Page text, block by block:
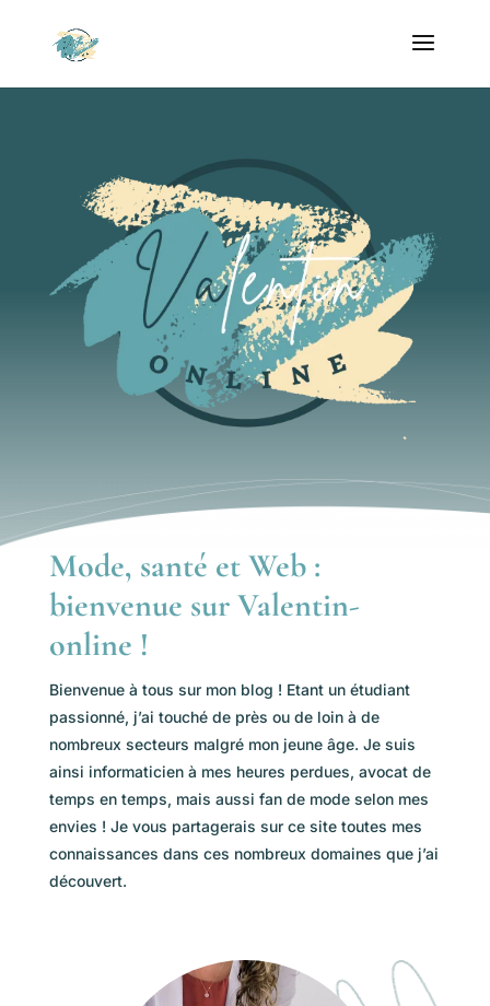
Mode, santé et Web :
bienvenue sur Valentin-
online !
Bienvenue à tous sur mon blog ! Etant un étudiant
passionné, j’ai touché de près ou de loin à de
nombreux secteurs malgré mon jeune âge. Je suis
ainsi informaticien à mes heures perdues, avocat de
temps en temps, mais aussi fan de mode selon mes
envies ! Je vous partagerais sur ce site toutes mes
connaissances dans ces nombreux domaines que j’ai
découvert.